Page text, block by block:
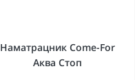
Наматрацник Come-For
Аква Стоп